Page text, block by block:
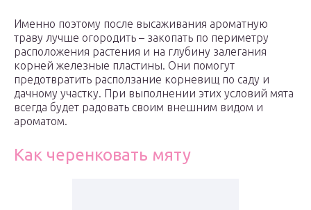
Именно поэтому после высаживания ароматную
траву лучше огородить – закопать по периметру
расположения растения и на глубину залегания
корней железные пластины. Они помогут
предотвратить расползание корневищ по саду и
дачному участку. При выполнении этих условий мята
всегда будет радовать своим внешним видом и
ароматом.
Как черенковать мяту